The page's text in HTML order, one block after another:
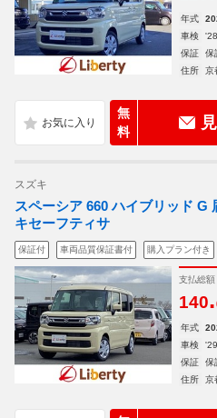
年式
車検
保証
保
住所
京
無
料
スズキ
スペーシア 660 ハイブリッド G
キセーフティサ
保証付 車両品質保証書付 購入プラン付き
支払総額
140.
年式
車検
保証
保
住所
京